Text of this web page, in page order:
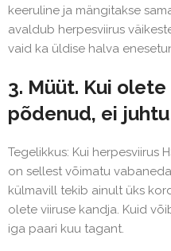
keeruline ja mängitakse
avaldub herpesviirus
vaid ka üldise halva
3. Müüt. Kui
põdenud, ei
Tegelikkus: Kui herpesviirus
on sellest võimatu
külmavill tekib ainult üks
olete viiruse kandja. Kuid
iga paari kuu tagant.